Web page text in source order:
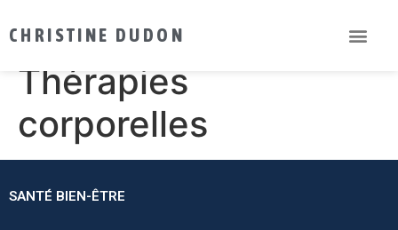
CHRISTINE DUDON
Thérapies corporelles
Thérapies
corporelles
SANTÉ BIEN-ÊTRE